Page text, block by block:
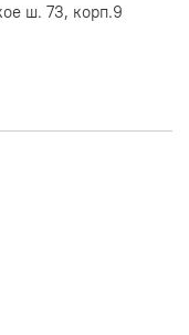
ш. 73, корп.9